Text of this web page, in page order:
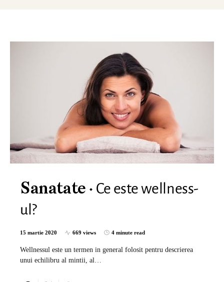
Sanatate
Ce este wellness-
ul?
15 martie 2020 669 views 4 minute read
Wellnessul este un termen in general folosit pentru descrierea
unui echilibru al mintii, al…